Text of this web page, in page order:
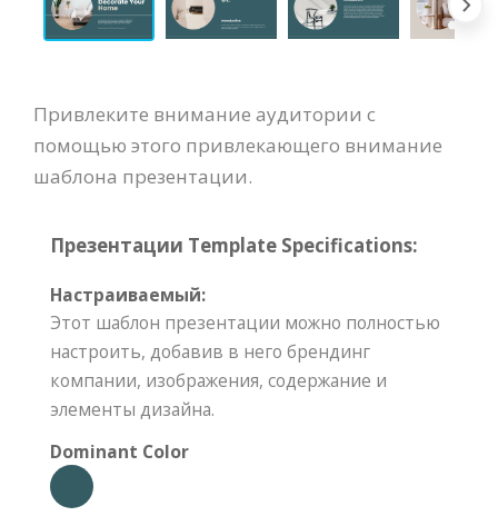
Привлеките внимание аудитории с
помощью этого привлекающего внимание
шаблона презентации.
Презентации Template Specifications:
Настраиваемый:
Этот шаблон презентации можно полностью
настроить, добавив в него брендинг
компании, изображения, содержание и
элементы дизайна.
Dominant Color